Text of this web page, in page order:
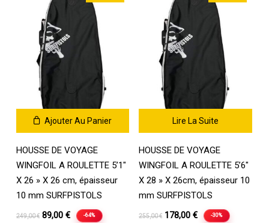
Ajouter Au Panier
HOUSSE DE VOYAGE
WINGFOIL A ROULETTE 5’1″
X 26 » X 26 cm, épaisseur
10 mm SURFPISTOLS
249,00€ Le
89,00 €Le
-64%
Lire La Suite
HOUSSE DE VOYAGE
WINGFOIL A ROULETTE 5’6″
X 28 » X 26cm, épaisseur 10
mm SURFPISTOLS
255,00€ Le
178,00€Le
-30%